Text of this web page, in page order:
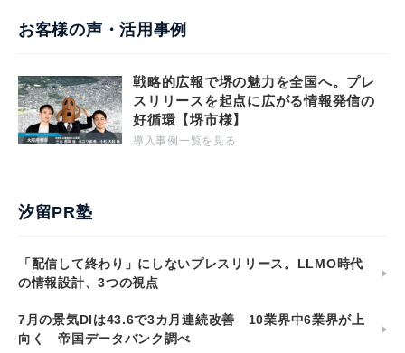
お客様の声・活用事例
戦略的広報で堺の魅力を全国へ。プレ
スリリースを起点に広がる情報発信の
好循環【堺市様】
導入事例一覧を見る
汐留PR塾
「配信して終わり」にしないプレスリリース。LLMO時代
の情報設計、3つの視点
7月の景気DIは43.6で3カ月連続改善 10業界中6業界が上
向く 帝国データバンク調べ